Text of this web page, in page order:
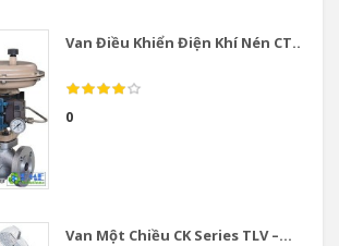
Van Điều Khiển Điện Khí Nén CT...
0
Van Một Chiều CK Series TLV –...